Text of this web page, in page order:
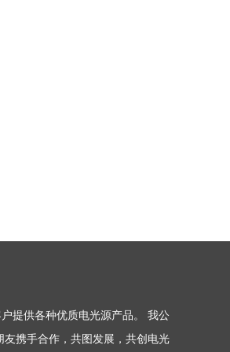
提供各种优质电光源产品。 我公
携手合作，共图发展，共创电光